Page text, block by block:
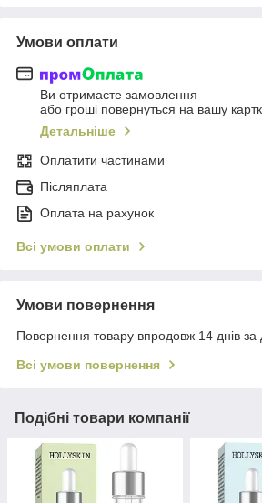
Умови оплати
Ви отримаєте замовлення
або гроші повернуться на вашу
Детальніше
Оплатити частинами
Післяплата
Оплата на рахунок
Всі умови оплати
Умови повернення
Повернення товару впродовж 14 днів за
Всі умови повернення
Подібні товари компанії